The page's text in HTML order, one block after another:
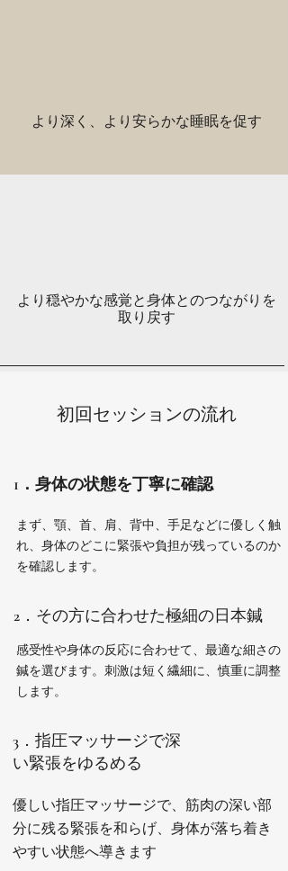
より深く、より安らかな睡眠を促す
より穏やかな感覚と身体とのつながりを
取り戻す
初回セッションの流れ
1．身体の状態を丁寧に確認
まず、顎、首、肩、背中、手足などに優しく触
れ、身体のどこに緊張や負担が残っているのか
を確認します。
2．その方に合わせた極細の日本鍼
感受性や身体の反応に合わせて、最適な細さの
鍼を選びます。刺激は短く繊細に、慎重に調整
します。
3．指圧マッサージで深
い緊張をゆるめる
優しい指圧マッサージで、筋肉の深い部
分に残る緊張を和らげ、身体が落ち着き
やすい状態へ導きます